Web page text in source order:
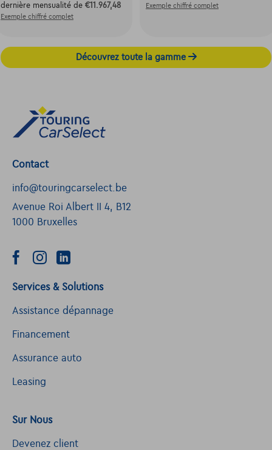
dernière mensualité de €11.967,48
Exemple chiffré complet
Exemple chiffré complet
Découvrez toute la gamme
Contact
info@touringcarselect.be
Avenue Roi Albert II 4, B12
1000 Bruxelles
Services & Solutions
Assistance dépannage
Financement
Assurance auto
Leasing
Sur Nous
Devenez client